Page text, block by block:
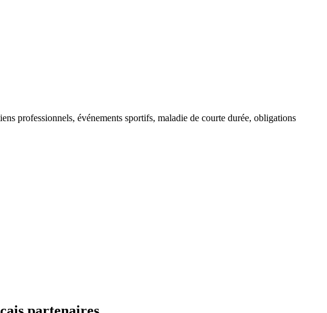
professionnels, événements sportifs, maladie de courte durée, obligations